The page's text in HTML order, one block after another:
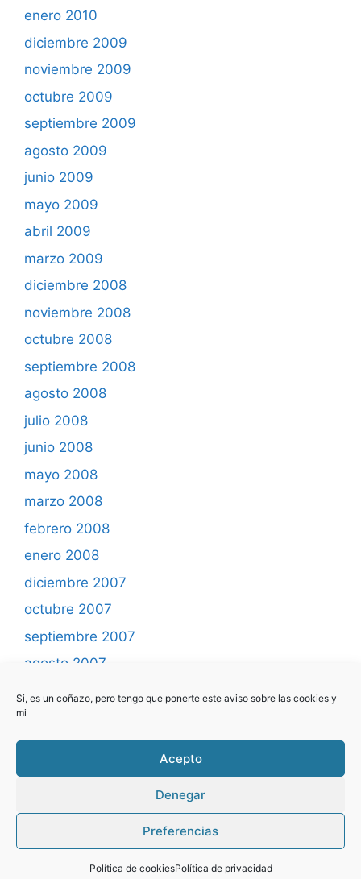
Si, es un coñazo, pero tengo que ponerte este aviso sobre las cookies y
mi
Acepto
Denegar
Preferencias
Política de cookiesPolítica de privacidad
enero 2010
diciembre 2009
noviembre 2009
octubre 2009
septiembre 2009
agosto 2009
junio 2009
mayo 2009
abril 2009
marzo 2009
diciembre 2008
noviembre 2008
octubre 2008
septiembre 2008
agosto 2008
julio 2008
junio 2008
mayo 2008
marzo 2008
febrero 2008
enero 2008
diciembre 2007
octubre 2007
septiembre 2007
agosto 2007
abril 2007
marzo 2007
© 2026 Yo programo ... el blog• Creado con
GeneratePress